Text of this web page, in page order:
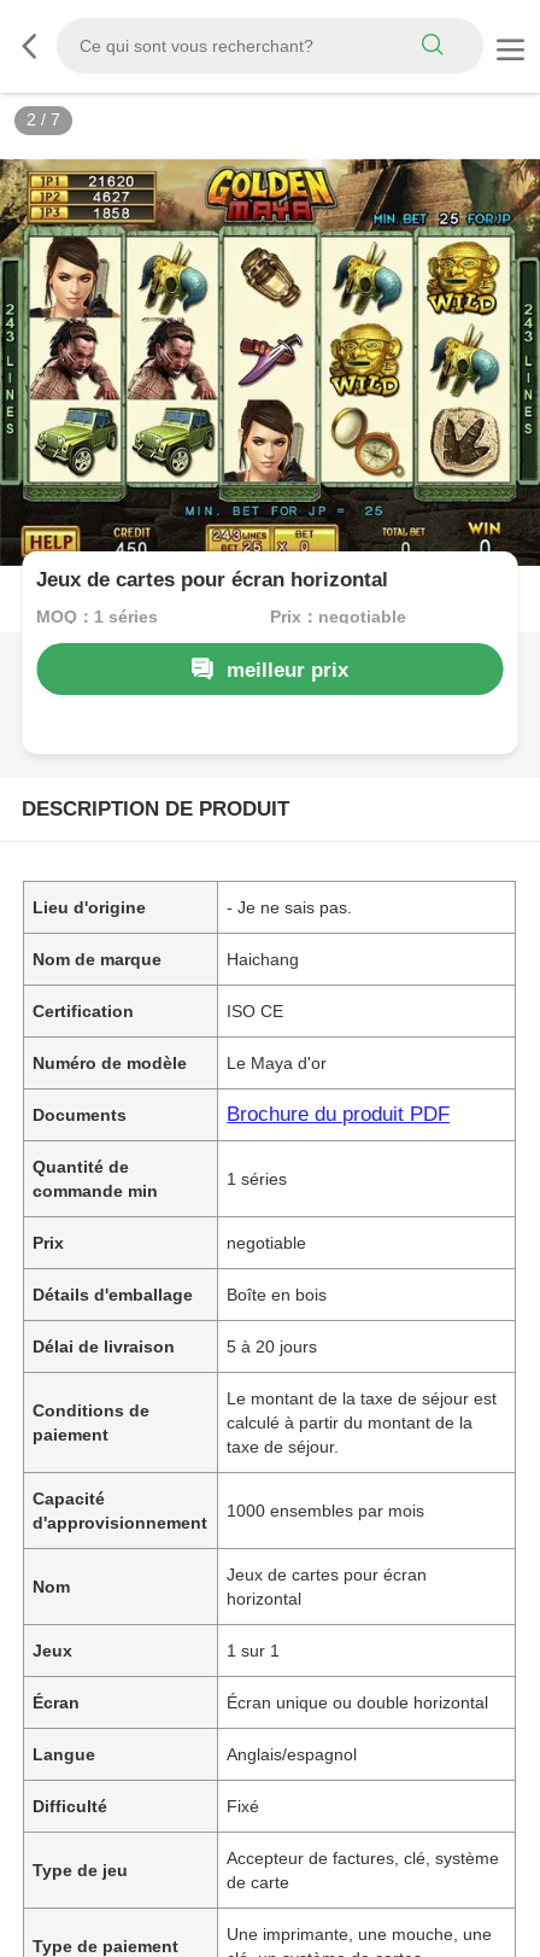
2 / 7
Jeux de cartes pour écran horizontal
MOQ：1 séries Prix：negotiable
meilleur prix
DESCRIPTION DE PRODUIT
Lieu d'origine - Je ne sais pas.
Nom de marque Haichang
Certification ISO CE
Numéro de modèle Le Maya d'or
Documents Brochure du produit PDF
Quantité de
commande min
1 séries
Prix negotiable
Détails d'emballage Boîte en bois
Délai de livraison 5 à 20 jours
Conditions de
paiement
Le montant de la taxe de séjour est
calculé à partir du montant de la
taxe de séjour.
Capacité
d'approvisionnement
1000 ensembles par mois
Nom
Jeux de cartes pour écran
horizontal
Jeux 1 sur 1
Écran Écran unique ou double horizontal
Langue Anglais/espagnol
Difficulté Fixé
Type de jeu
Accepteur de factures, clé, système
de carte
Type de paiement
Une imprimante, une mouche, une